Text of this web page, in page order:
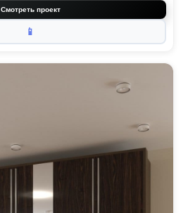
Смотреть проект
📱